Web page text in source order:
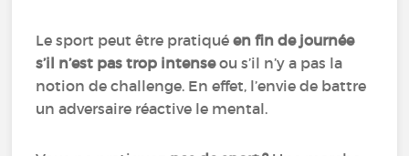
Le sport peut être pratiquéen fin de journée
s’il n’est pas trop intenseou s’il n’y a pas la
notion de challenge. En effet, l’envie de battre
un adversaire réactive le mental.